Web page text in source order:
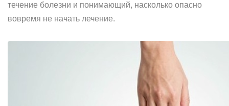
течение болезни и понимающий, насколько опасно
вовремя не начать лечение.